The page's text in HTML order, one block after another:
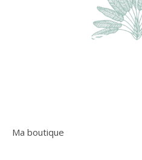
Ma boutique